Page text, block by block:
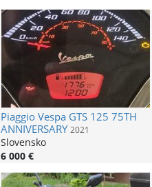
PiaggioVespa GTS 125 75TH
ANNIVERSARY2021
Slovensko
6 000 €